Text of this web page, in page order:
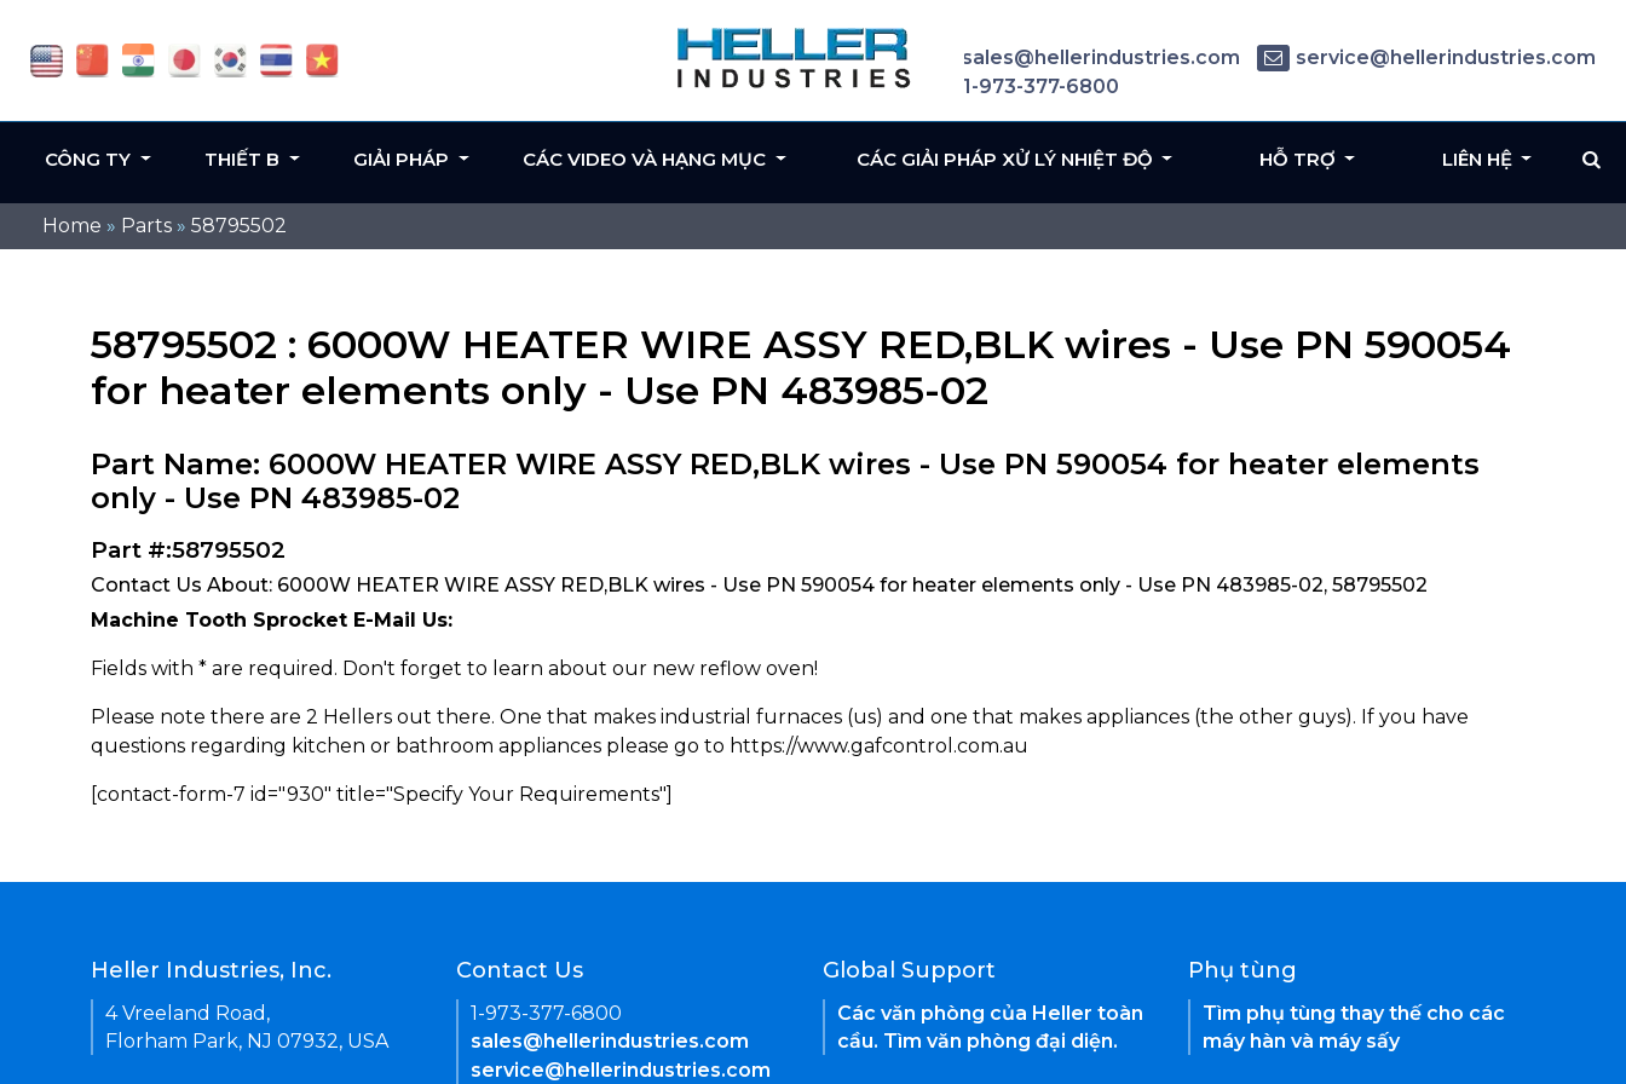
Home » Parts » 58795502
58795502 : 6000W HEATER WIRE ASSY RED,BLK wires - Use PN 590054
for heater elements only - Use PN 483985-02
Part Name: 6000W HEATER WIRE ASSY RED,BLK wires - Use PN 590054 for heater elements
only - Use PN 483985-02
Part #:58795502
Contact Us About: 6000W HEATER WIRE ASSY RED,BLK wires - Use PN 590054 for heater elements only - Use PN 483985-02, 58795502
Machine Tooth Sprocket E-Mail Us:
Fields with * are required. Don't forget to learn about our new reflow oven!
Please note there are 2 Hellers out there. One that makes industrial furnaces (us) and one that makes appliances (the other guys). If you have
questions regarding kitchen or bathroom appliances please go to https://www.gafcontrol.com.au
[contact-form-7 id="930" title="Specify Your Requirements"]
sales@hellerindustries.com
service@hellerindustries.com
1-973-377-6800
CÔNG TY THIẾT B GIẢI PHÁP CÁC VIDEO VÀ HẠNG MỤC CÁC GIẢI PHÁP XỬ LÝ NHIỆT ĐỘ HỖ TRỢ LIÊN HỆ
Heller Industries, Inc.
4 Vreeland Road,
Florham Park, NJ 07932, USA
Contact Us
1-973-377-6800
sales@hellerindustries.com
service@hellerindustries.com
Global Support
Các văn phòng của Heller toàn
cầu. Tìm văn phòng đại diện.
Phụ tùng
Tìm phụ tùng thay thế cho các
máy hàn và máy sấy